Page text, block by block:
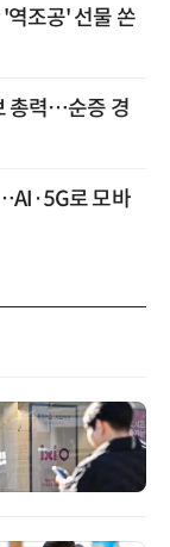
역조공' 선물 쏜
총력…순증 경
로 모바